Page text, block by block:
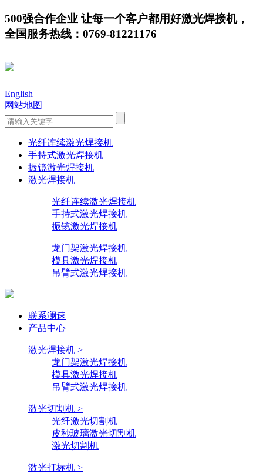
500强合作企业 让每一个客户都用好激光焊接机，
全国服务热线：0769-81221176
English
网站地图
光纤连续激光焊接机
手持式激光焊接机
振镜激光焊接机
激光焊接机
光纤连续激光焊接机
手持式激光焊接机
振镜激光焊接机
龙门架激光焊接机
模具激光焊接机
吊臂式激光焊接机
联系澜速
产品中心
激光焊接机 >
龙门架激光焊接机
模具激光焊接机
吊臂式激光焊接机
激光切割机 >
光纤激光切割机
皮秒玻璃激光切割机
激光切割机
激光打标机 >